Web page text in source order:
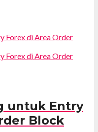
untuk Entry
Block